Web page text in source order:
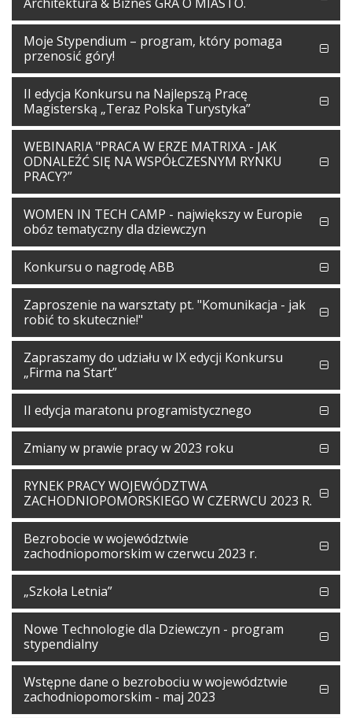
Moje Stypendium – program, który pomaga
przenosić góry!
II edycja Konkursu na Najlepszą Pracę
Magisterską „Teraz Polska Turystyka”
WEBINARIA "PRACA W ERZE MATRIXA - JAK
ODNALEŹĆ SIĘ NA WSPÓŁCZESNYM RYNKU
PRACY?”
WOMEN IN TECH CAMP - największy w Europie
obóz tematyczny dla dziewczyn
Konkursu o nagrodę ABB
Zaproszenie na warsztaty pt. "Komunikacja - jak
robić to skutecznie!"
Zapraszamy do udziału w IX edycji Konkursu
„Firma na Start”
II edycja maratonu programistycznego
Zmiany w prawie pracy w 2023 roku
RYNEK PRACY WOJEWÓDZTWA
ZACHODNIOPOMORSKIEGO W CZERWCU 2023 R.
Bezrobocie w województwie
zachodniopomorskim w czerwcu 2023 r.
„Szkoła Letnia”
Nowe Technologie dla Dziewczyn - program
stypendialny
Wstępne dane o bezrobociu w województwie
zachodniopomorskim - maj 2023